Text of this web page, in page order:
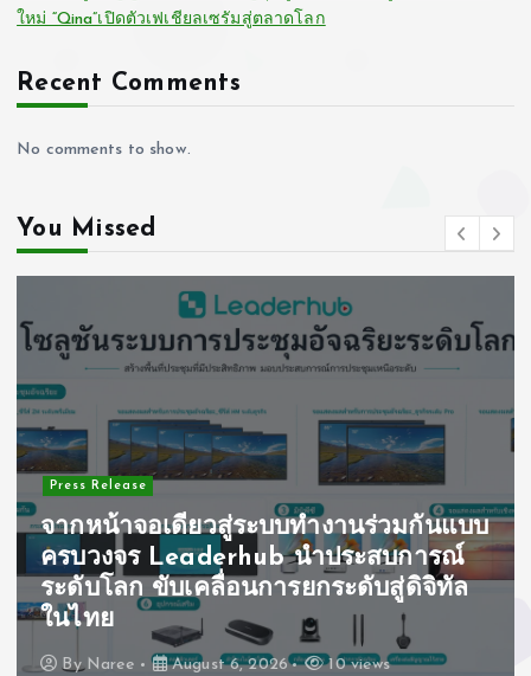
ใหม่ “Qina”เปิดตัวเฟเชียลเซรัมสู่ตลาดโลก
Recent Comments
No comments to show.
You Missed
Press Release
จากหน้าจอเดียวสู่ระบบทำงานร่วมกันแบบ
ครบวงจร Leaderhub นำประสบการณ์
ระดับโลก ขับเคลื่อนการยกระดับสู่ดิจิทัล
ในไทย
By Naree August 6, 2026 10 views